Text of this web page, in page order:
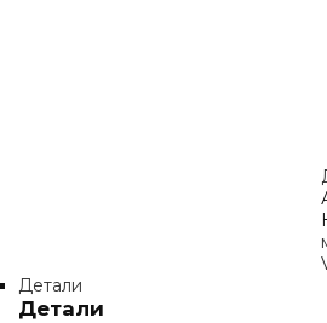
Детали
Детали